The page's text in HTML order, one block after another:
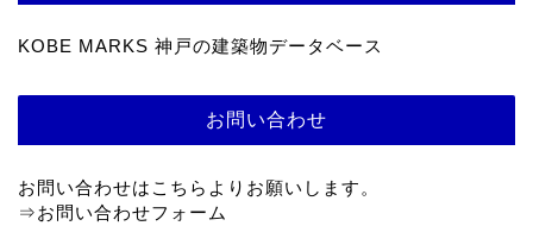
KOBE MARKS 神戸の建築物データベース
お問い合わせ
お問い合わせはこちらよりお願いします。
⇒お問い合わせフォーム